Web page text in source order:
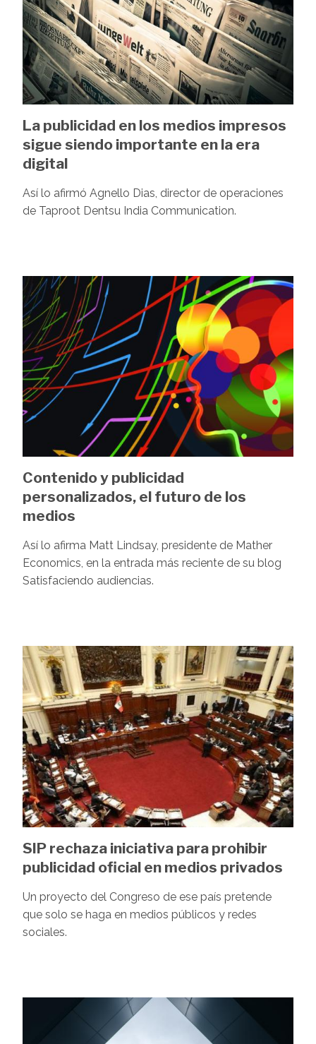
La publicidad en los medios impresos
sigue siendo importante en la era
digital
Así lo afirmó Agnello Dias, director de operaciones
de Taproot Dentsu India Communication.
Image
Contenido y publicidad
personalizados, el futuro de los
medios
Así lo afirma Matt Lindsay, presidente de Mather
Economics, en la entrada más reciente de su blog
Satisfaciendo audiencias.
Image
SIP rechaza iniciativa para prohibir
publicidad oficial en medios privados
Un proyecto del Congreso de ese país pretende
que solo se haga en medios públicos y redes
sociales.